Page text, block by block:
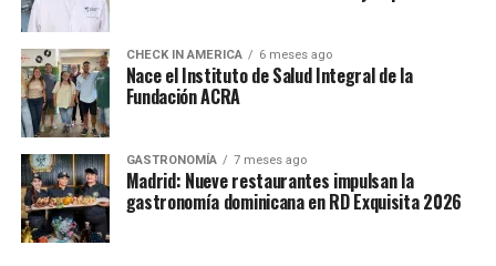
CHECK IN AMERICA 6 meses ago
Nace el Instituto de Salud Integral de la
Fundación ACRA
GASTRONOMÍA 7 meses ago
Madrid: Nueve restaurantes impulsan la
gastronomía dominicana en RD Exquisita 2026